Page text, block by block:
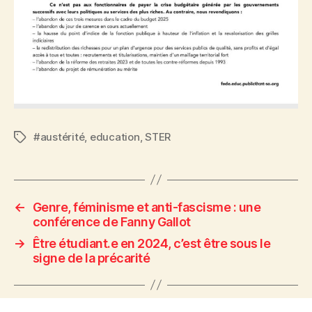
Étiquettes
#austérité, education,STER
←
Genre, féminisme et anti-fascisme : une
conférence de Fanny Gallot
→
Être étudiant.e en 2024, c’est être sous le
signe de la précarité